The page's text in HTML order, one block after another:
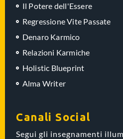
Il Potere dell'Essere
Regressione Vite Passate
Denaro Karmico
Relazioni Karmiche
Holistic Blueprint
Alma Writer
Canali Social
Segui gli insegnamenti